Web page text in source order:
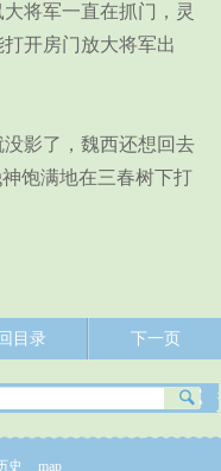
将军一直在抓门，灵
开房门放大将军出
影了，魏西还想回去
饱满地在三春树下打
回目录 下一页
史 map